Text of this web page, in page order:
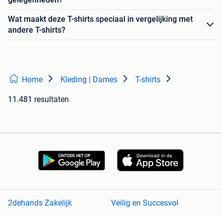
Wat maakt deze T-shirts speciaal in vergelijking met
andere T-shirts?
Home Kleding | Dames T-shirts
11.481 resultaten
2dehands Zakelijk
Veilig en Succesvol